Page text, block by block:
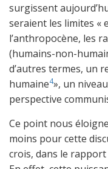
surgissent
seraient les limites «
l’anthropocène, les
(humains-non-
d’autres termes, un
humaine4», un
perspective
Ce point nous
moins pour cette
crois, dans le